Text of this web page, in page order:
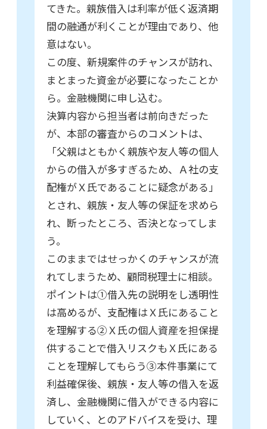
てきた。親族借入は利率が低く返済期
間の融通が利くことが理由であり、他
意はない。
この度、新規案件のチャンスが訪れ、
まとまった資金が必要になったことか
ら。金融機関に申し込む。
決算内容から担当者は前向きだった
が、本部の審査からのコメントは、
「父親はともかく親族や友人等の個人
からの借入が多すぎるため、Ａ社の支
配権がＸ氏であることに疑念がある」
とされ、親族・友人等の保証を求めら
れ、断ったところ、否決となってしま
う。
このままではせっかくのチャンスが流
れてしまうため、顧問税理士に相談。
ポイントは①借入先の説明をし透明性
は高めるが、支配権はＸ氏にあること
を理解する②Ｘ氏の個人資産を担保提
供することで借入リスクもＸ氏にある
ことを理解してもらう③本件事業にて
利益確保後、親族・友人等の借入を返
済し、金融機関に借入ができる内容に
していく、とのアドバイスを受け、理